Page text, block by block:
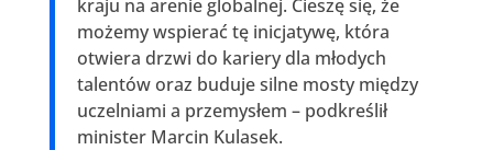
kraju na arenie globalnej. Cieszę się, że
możemy wspierać tę inicjatywę, która
otwiera drzwi do kariery dla młodych
talentów oraz buduje silne mosty między
uczelniami a przemysłem – podkreślił
minister Marcin Kulasek.